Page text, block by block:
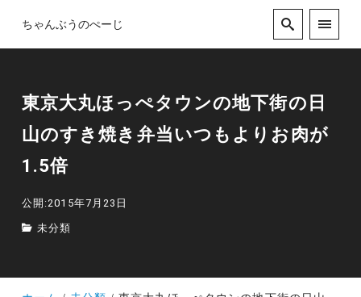
ちゃんぶうのぺーじ
東京大丸ほっぺタウンの地下街の日
山のすき焼き弁当いつもよりお肉が
1.5倍
公開:2015年7月23日
未分類